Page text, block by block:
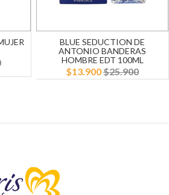
BLUE SEDUCTION DE
ANTONIO BANDERAS
HOMBRE EDT 100ML
$13.900$25.900